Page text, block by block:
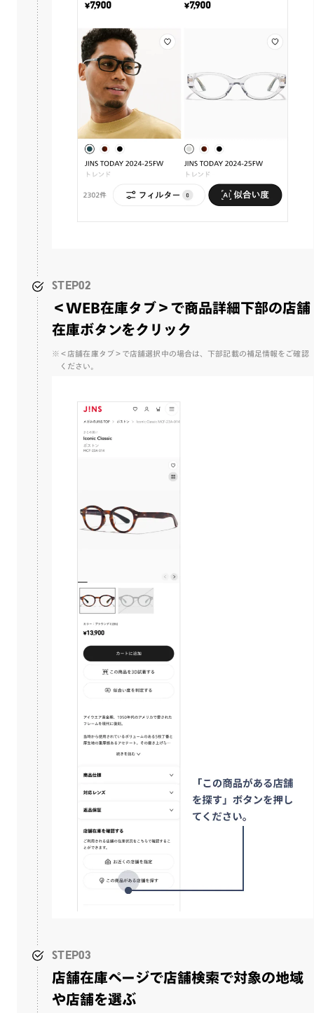
STEP02
＜WEB在庫タブ＞で商品詳細下部の店舗
在庫ボタンをクリック
※＜店舗在庫タブ＞で店舗選択中の場合は、下部記載の補足情報をご確認
ください。
STEP03
店舗在庫ページで店舗検索で対象の地域
や店舗を選ぶ